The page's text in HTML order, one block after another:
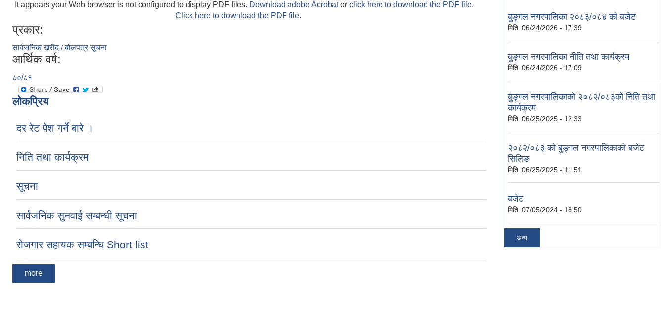
It appears your Web browser is not configured to display PDF files. Download adobe Acrobator click here to download the PDF file.
Click here to download the PDF file.
प्रकार:
सार्वजनिक खरीद / बोलपत्र सूचना
आर्थिक वर्ष:
८०/८१
लोकप्रिय
दर रेट पेश गर्ने बारे ।
निति तथा कार्यक्रम
सूचना
सार्वजनिक सुनवाई सम्बन्धी सूचना
रोजगार सहायक सम्बन्धि Short list
more
बुङ्गल नगरपालिका २०८३/०८४ को बजेट
मिति: 06/24/2026 - 17:39
बुङ्गल नगरपालिका नीति तथा कार्यक्रम
मिति: 06/24/2026 - 17:09
बुङ्गल नगरपालिकाको २०८२/०८३को निति तथा
कार्यक्रम
मिति: 06/25/2025 - 12:33
२०८२/०८३ को बुङ्गल नगरपालिकाको बजेट
सिलिङ
मिति: 06/25/2025 - 11:51
बजेट
मिति: 07/05/2024 - 18:50
अन्य